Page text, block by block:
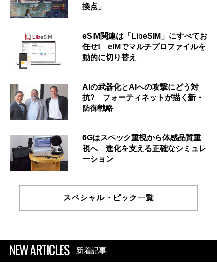
換点」
eSIM関連は「LibeSIM」にすべてお
任せ! eIMでマルチプロファイルを
動的に切り替え
AIの武器化とAIへの攻撃にどう対
抗? フォーティネットが描く新・
防御戦略
6Gはスペック重視から体感品質重
視へ 進化を支える正確なシミュレ
ーション
スペシャルトピック一覧
NEW ARTICLES 新着記事